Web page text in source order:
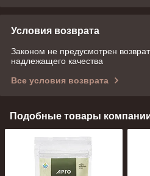
Условия возврата
Законом не предусмотрен
надлежащего качества
Все условия возврата
Подобные товары